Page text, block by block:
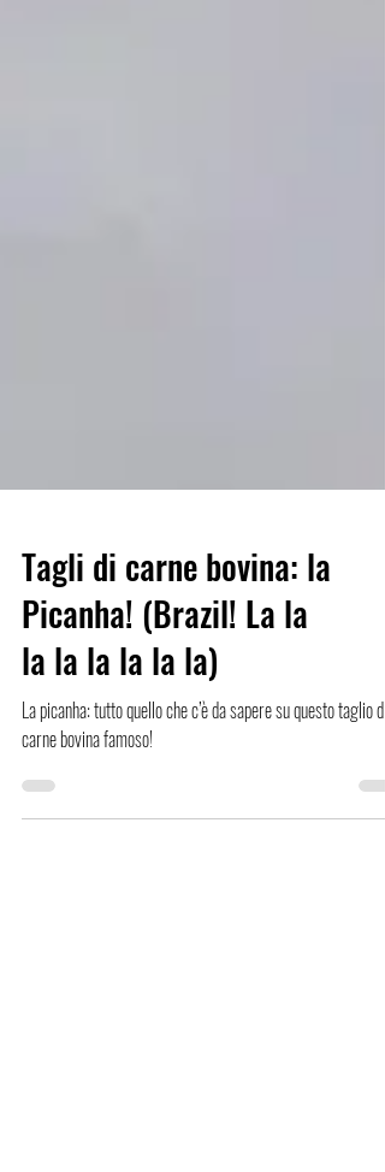
Tagli di carne bovina: la
Picanha! (Brazil! La la
la la la la la la)
carne bovina famoso!